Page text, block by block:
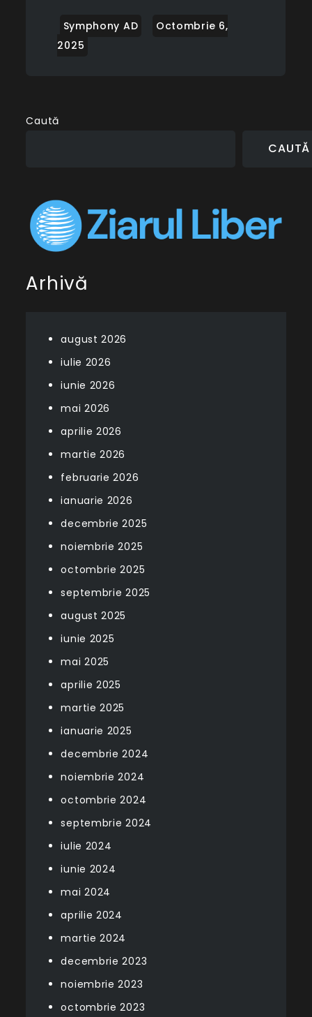
Caută
CAUTĂ
Arhivă
august 2026
iulie 2026
iunie 2026
mai 2026
aprilie 2026
martie 2026
februarie 2026
ianuarie 2026
decembrie 2025
noiembrie 2025
octombrie 2025
septembrie 2025
august 2025
iunie 2025
mai 2025
aprilie 2025
martie 2025
ianuarie 2025
decembrie 2024
noiembrie 2024
octombrie 2024
septembrie 2024
iulie 2024
iunie 2024
mai 2024
aprilie 2024
martie 2024
decembrie 2023
noiembrie 2023
octombrie 2023